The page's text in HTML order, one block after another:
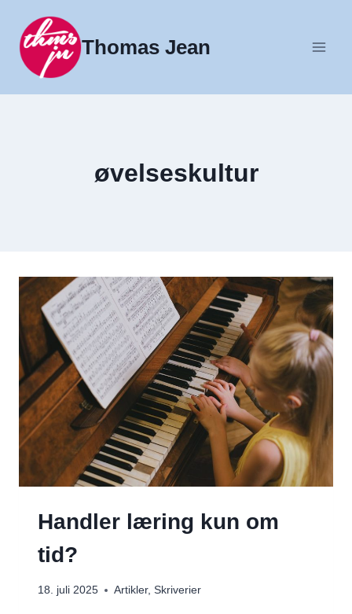
indhold
Thomas Jean
øvelseskultur
Handler læring kun om
tid?
18. juli 2025 Artikler, Skriverier